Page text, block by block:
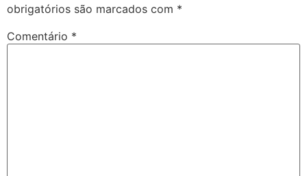
obrigatórios são marcados com *
Comentário *